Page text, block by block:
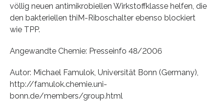
völlig neuen antimikrobiellen Wirkstoffklasse helfen, die
den bakteriellen thiM-Riboschalter ebenso blockiert
wie TPP.
Angewandte Chemie: Presseinfo 48/2006
Autor: Michael Famulok, Universität Bonn (Germany),
http://famulok.chemie.uni-
bonn.de/members/group.html